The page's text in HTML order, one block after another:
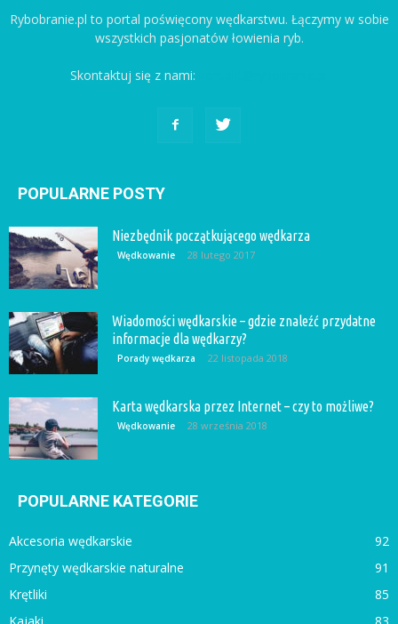
Rybobranie.pl to portal poświęcony wędkarstwu. Łączymy w sobie
wszystkich pasjonatów łowienia ryb.
Skontaktuj się z nami:
POPULARNE POSTY
Niezbędnik początkującego wędkarza
Wędkowanie 28 lutego 2017
Wiadomości wędkarskie – gdzie znaleźć przydatne
informacje dla wędkarzy?
Porady wędkarza 22 listopada 2018
Karta wędkarska przez Internet – czy to możliwe?
Wędkowanie 28 września 2018
POPULARNE KATEGORIE
Akcesoria wędkarskie
92
Przynęty wędkarskie naturalne
91
Krętliki
85
Kajaki
83